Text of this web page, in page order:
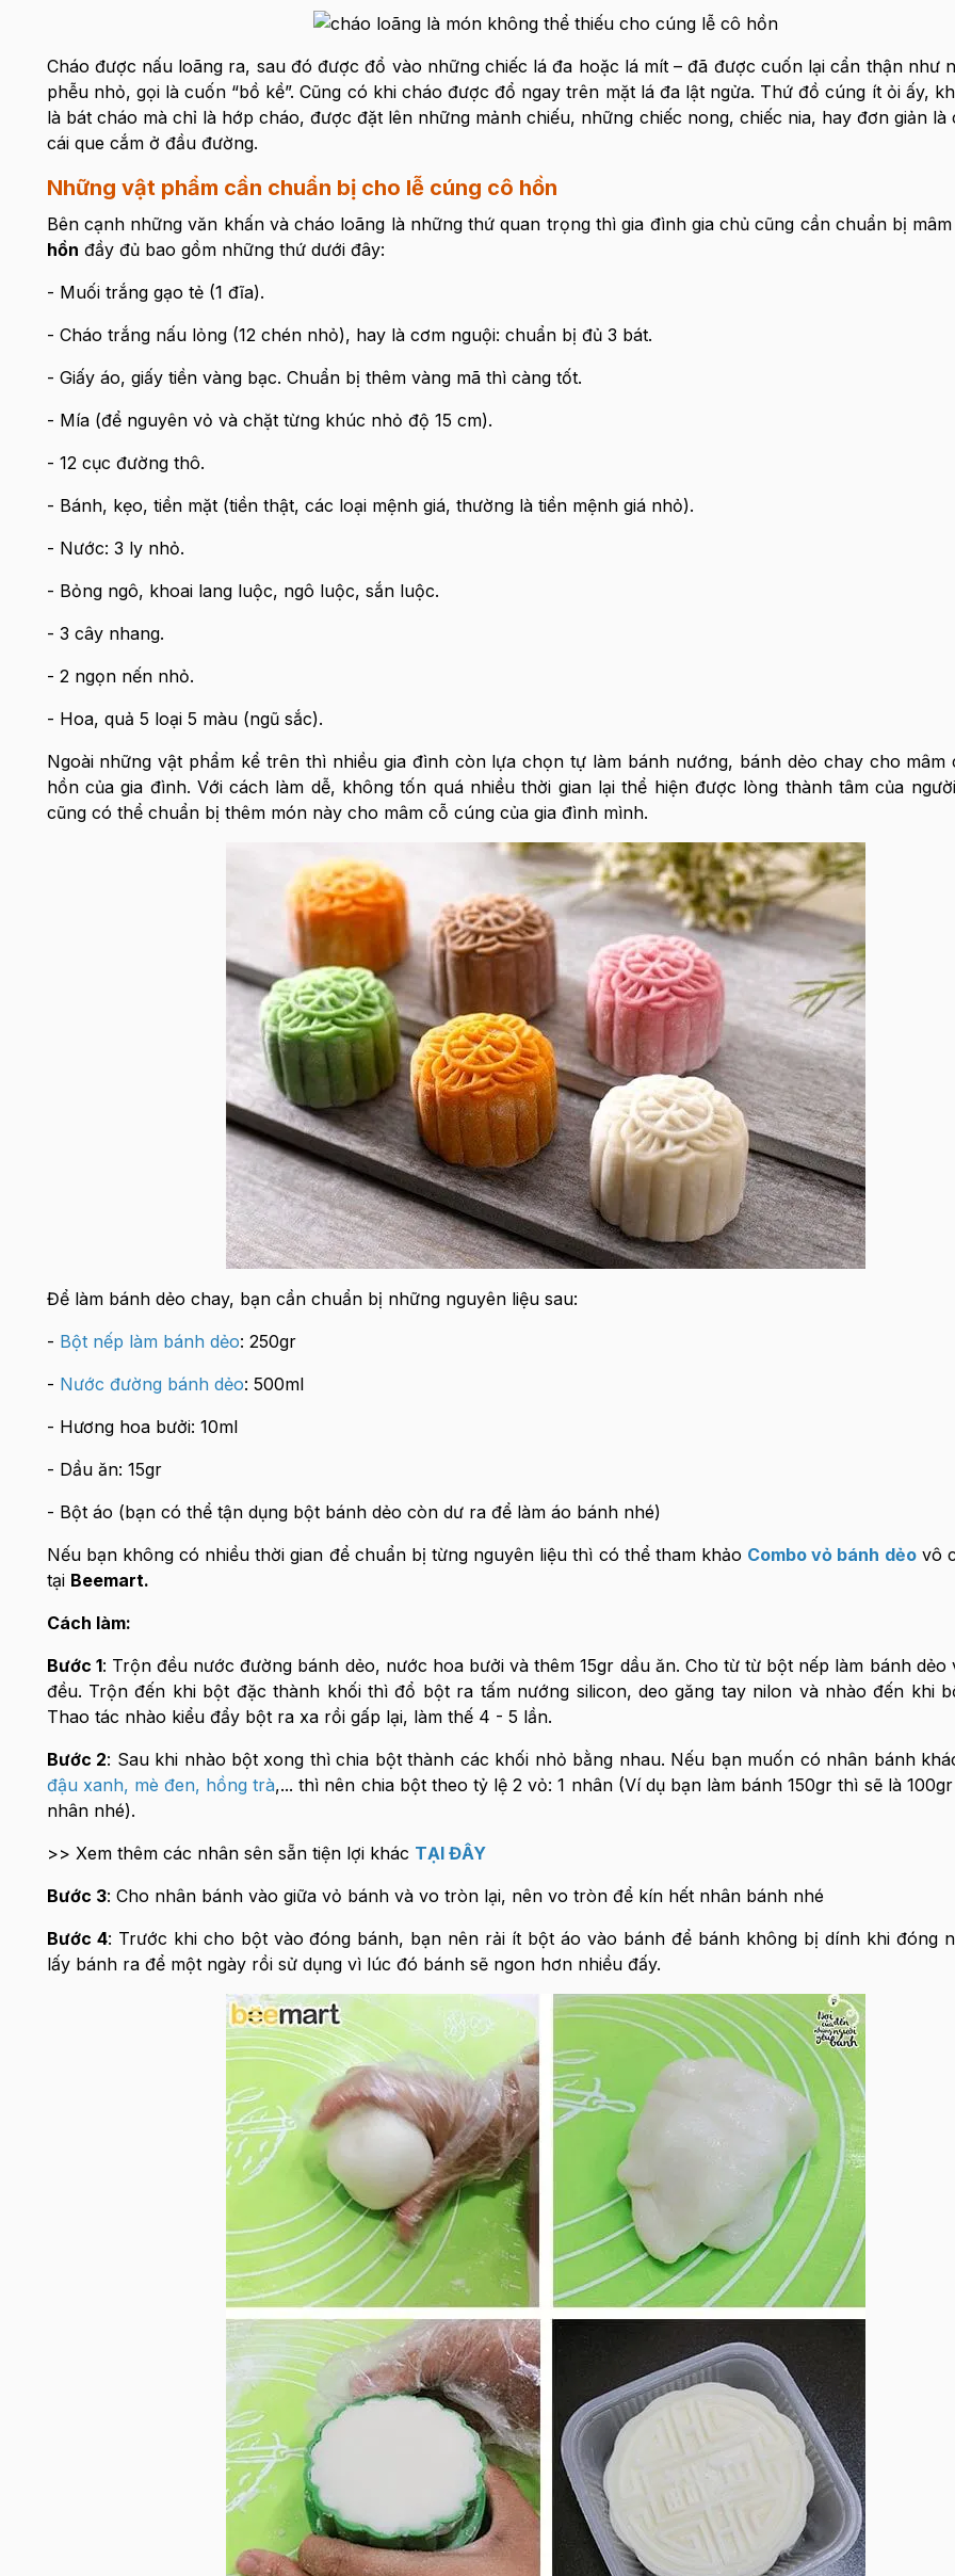
Cháo được nấu loãng ra, sau đó được đổ vào những chiếc lá đa hoặc lá mít – đã được cuốn lại cẩn thận như
phễu nhỏ, gọi là cuốn “bồ kề”. Cũng có khi cháo được đổ ngay trên mặt lá đa lật ngửa. Thứ đồ cúng ít ỏi ấy,
là bát cháo mà chỉ là hớp cháo, được đặt lên những mảnh chiếu, những chiếc nong, chiếc nia, hay đơn giản là
cái que cắm ở đầu đường.
Những vật phẩm cần chuẩn bị cho lễ cúng cô hồn
Bên cạnh những văn khấn và cháo loãng là những thứ quan trọng thì gia đình gia chủ cũng cần chuẩn bị mâm
hồn đầy đủ bao gồm những thứ dưới đây:
- Muối trắng gạo tẻ (1 đĩa).
- Cháo trắng nấu lỏng (12 chén nhỏ), hay là cơm nguội: chuẩn bị đủ 3 bát.
- Giấy áo, giấy tiền vàng bạc. Chuẩn bị thêm vàng mã thì càng tốt.
- Mía (để nguyên vỏ và chặt từng khúc nhỏ độ 15 cm).
- 12 cục đường thô.
- Bánh, kẹo, tiền mặt (tiền thật, các loại mệnh giá, thường là tiền mệnh giá nhỏ).
- Nước: 3 ly nhỏ.
- Bỏng ngô, khoai lang luộc, ngô luộc, sắn luộc.
- 3 cây nhang.
- 2 ngọn nến nhỏ.
- Hoa, quả 5 loại 5 màu (ngũ sắc).
Ngoài những vật phẩm kể trên thì nhiều gia đình còn lựa chọn tự làm bánh nướng, bánh dẻo chay cho mâm
hồn của gia đình. Với cách làm dễ, không tốn quá nhiều thời gian lại thể hiện được lòng thành tâm của
cũng có thể chuẩn bị thêm món này cho mâm cỗ cúng của gia đình mình.
Để làm bánh dẻo chay, bạn cần chuẩn bị những nguyên liệu sau:
- Bột nếp làm bánh dẻo: 250gr
- Nước đường bánh dẻo: 500ml
- Hương hoa bưởi: 10ml
- Dầu ăn: 15gr
- Bột áo (bạn có thể tận dụng bột bánh dẻo còn dư ra để làm áo bánh nhé)
Nếu bạn không có nhiều thời gian để chuẩn bị từng nguyên liệu thì có thể tham khảo Combo vỏ bánh dẻovô
tại Beemart.
Cách làm:
Bước 1: Trộn đều nước đường bánh dẻo, nước hoa bưởi và thêm 15gr dầu ăn. Cho từ từ bột nếp làm bánh dẻo
đều. Trộn đến khi bột đặc thành khối thì đổ bột ra tấm nướng silicon, deo găng tay nilon và nhào đến khi
Thao tác nhào kiểu đẩy bột ra xa rồi gấp lại, làm thế 4 - 5 lần.
Bước 2: Sau khi nhào bột xong thì chia bột thành các khối nhỏ bằng nhau. Nếu bạn muốn có nhân bánh
đậu xanh, mè đen, hồng trà,... thì nên chia bột theo tỷ lệ 2 vỏ: 1 nhân (Ví dụ bạn làm bánh 150gr thì sẽ là
nhân nhé).
>> Xem thêm các nhân sên sẵn tiện lợi khác TẠI ĐÂY
Bước 3: Cho nhân bánh vào giữa vỏ bánh và vo tròn lại, nên vo tròn để kín hết nhân bánh nhé
Bước 4: Trước khi cho bột vào đóng bánh, bạn nên rải ít bột áo vào bánh để bánh không bị dính khi đóng
lấy bánh ra để một ngày rồi sử dụng vì lúc đó bánh sẽ ngon hơn nhiều đấy.